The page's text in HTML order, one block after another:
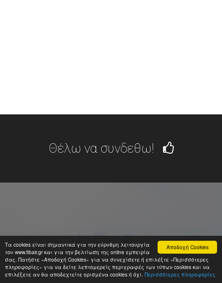
Αποδοχή Cookies
Τα cookies είναι σημαντικά για την εύρυθμη λειτουργία
του www.fibair.gr και για την βελτίωση της online εμπειρία
σας. Πατήστε «Αποδοχή Cookies» για να συνεχίσετε ή επιλέξτε «Περισσότερες
πληροφορίες» για να δείτε λεπτομερείς περιγραφές των τύπων cookies και να
επιλέξετε αν θα αποδεχτείτε ορισμένα cookies ή όχι. Περισσότερες πληροφορίες
Θέλω να συνδεθω!
ΤΗΛΕΦΩΝΟ
2610-878-000